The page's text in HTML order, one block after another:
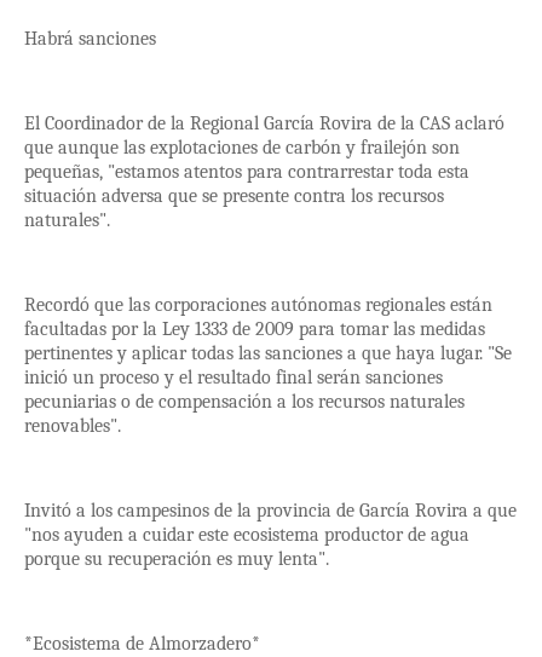
Habrá sanciones
El Coordinador de la Regional García Rovira de la CAS aclaró
que aunque las explotaciones de carbón y frailejón son
pequeñas, "estamos atentos para contrarrestar toda esta
situación adversa que se presente contra los recursos
naturales".
Recordó que las corporaciones autónomas regionales están
facultadas por la Ley 1333 de 2009 para tomar las medidas
pertinentes y aplicar todas las sanciones a que haya lugar. "Se
inició un proceso y el resultado final serán sanciones
pecuniarias o de compensación a los recursos naturales
renovables".
Invitó a los campesinos de la provincia de García Rovira a que
"nos ayuden a cuidar este ecosistema productor de agua
porque su recuperación es muy lenta".
*Ecosistema de Almorzadero*